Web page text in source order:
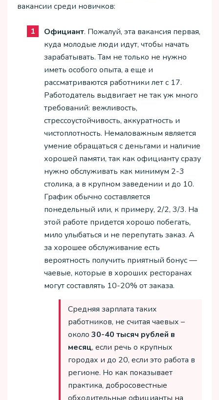
вакансии среди новичков:
Официант. Пожалуй, эта вакансия первая,
куда молодые люди идут, чтобы начать
зарабатывать. Там не только не нужно
иметь особого опыта, а еще и
рассматриваются работники лет с 17.
Работодатель выдвигает не так уж много
требований: вежливость,
стрессоустойчивость, аккуратность и
чистоплотность. Немаловажным является
умение обращаться с деньгами и наличие
хорошей памяти, так как официанту сразу
нужно обслуживать как минимум 2-3
столика, а в крупном заведении и до 10.
График обычно составляется
понедельный или, к примеру, 2/2, 3/3. На
этой работе придется хорошо побегать,
мило улыбаться и не перепутать заказ. А
за хорошее обслуживание есть
вероятность получить приятный бонус —
чаевые, которые в хороших ресторанах
могут составлять 10-20% от заказа.
Средняя зарплата таких
работников, не считая чаевых –
около 30-40 тысяч рублей в
месяц, если речь о крупных
городах и до 20, если это работа в
регионе. Но как показывает
практика, добросовестные